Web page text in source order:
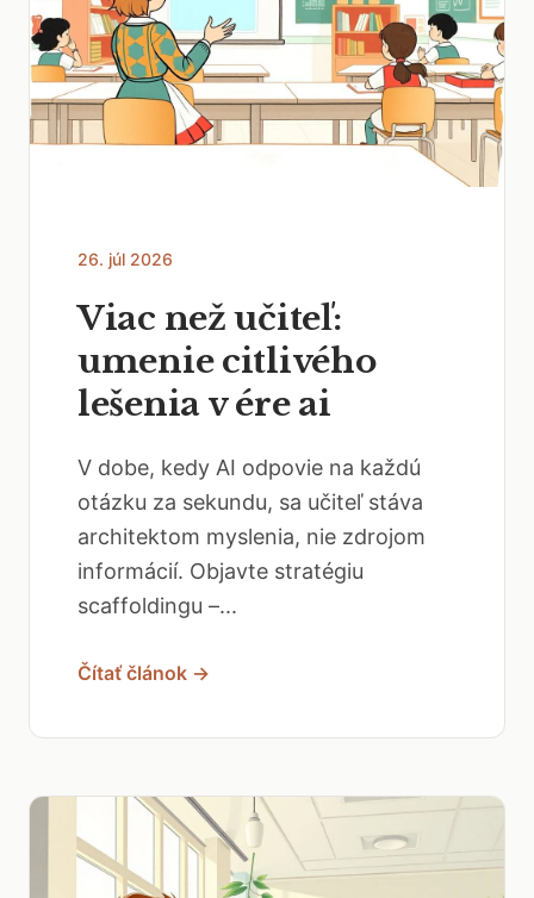
26. júl 2026
Viac než učiteľ:
umenie citlivého
lešenia v ére ai
V dobe, kedy AI odpovie na každú
otázku za sekundu, sa učiteľ stáva
architektom myslenia, nie zdrojom
informácií. Objavte stratégiu
scaffoldingu –...
Čítať článok →